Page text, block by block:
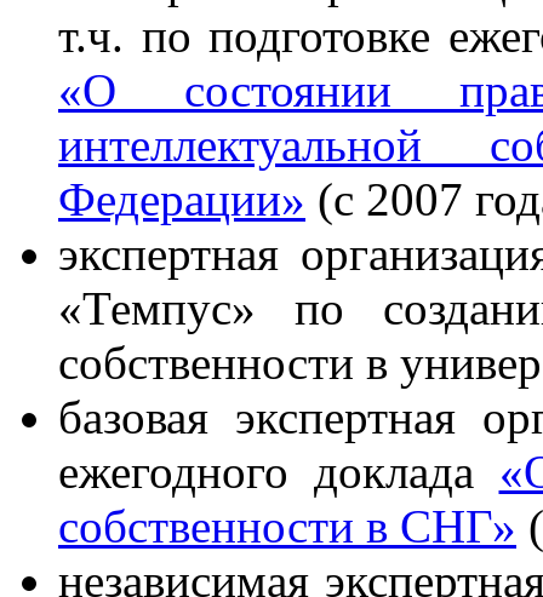
т.ч. по подготовке
«О состоянии
интеллектуальной
Федерации» (с 2007
экспертная
«Темпус» по
собственности в
базовая экспертная
ежегодного доклада
собственности в СНГ»
независимая